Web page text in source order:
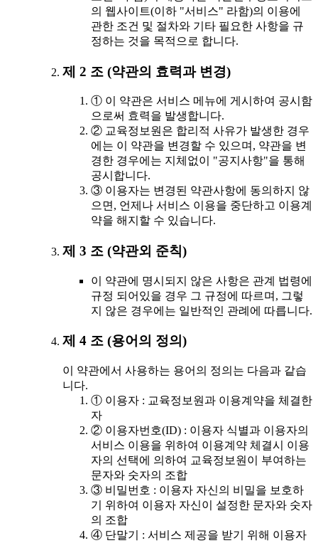
의 웹사이트(이하 "서비스" 라함)의 이용에
관한 조건 및 절차와 기타 필요한 사항을 규
정하는 것을 목적으로 합니다.
제 2 조 (약관의 효력과 변경)
① 이 약관은 서비스 메뉴에 게시하여 공시함
으로써 효력을 발생합니다.
② 교육정보원은 합리적 사유가 발생한 경우
에는 이 약관을 변경할 수 있으며, 약관을 변
경한 경우에는 지체없이 "공지사항"을 통해
공시합니다.
③ 이용자는 변경된 약관사항에 동의하지 않
으면, 언제나 서비스 이용을 중단하고 이용계
약을 해지할 수 있습니다.
제 3 조 (약관외 준칙)
이 약관에 명시되지 않은 사항은 관계 법령에
규정 되어있을 경우 그 규정에 따르며, 그렇
지 않은 경우에는 일반적인 관례에 따릅니다.
제 4 조 (용어의 정의)
이 약관에서 사용하는 용어의 정의는 다음과 같습
니다.
① 이용자 : 교육정보원과 이용계약을 체결한
자
② 이용자번호(ID) : 이용자 식별과 이용자의
서비스 이용을 위하여 이용계약 체결시 이용
자의 선택에 의하여 교육정보원이 부여하는
문자와 숫자의 조합
③ 비밀번호 : 이용자 자신의 비밀을 보호하
기 위하여 이용자 자신이 설정한 문자와 숫자
의 조합
④ 단말기 : 서비스 제공을 받기 위해 이용자